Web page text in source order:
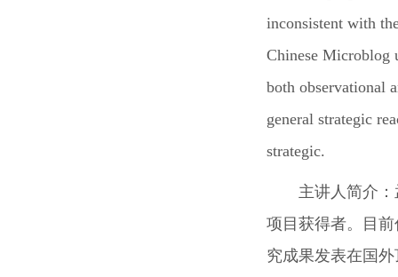
inconsistent with
Chinese Microblog
both observational
general strategic
strategic.
主讲人简介：
项目获得者。目
究成果发表在国